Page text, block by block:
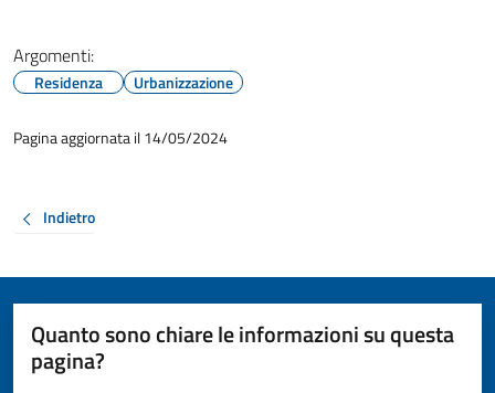
Argomenti:
Residenza Urbanizzazione
Pagina aggiornata il 14/05/2024
Indietro
Quanto sono chiare le informazioni su questa
pagina?